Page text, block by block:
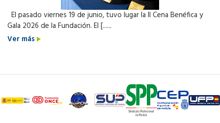
El pasado viernes 19 de junio, tuvo lugar la II Cena Benéfica y
Gala 2026 de la Fundación. El [......
Ver más